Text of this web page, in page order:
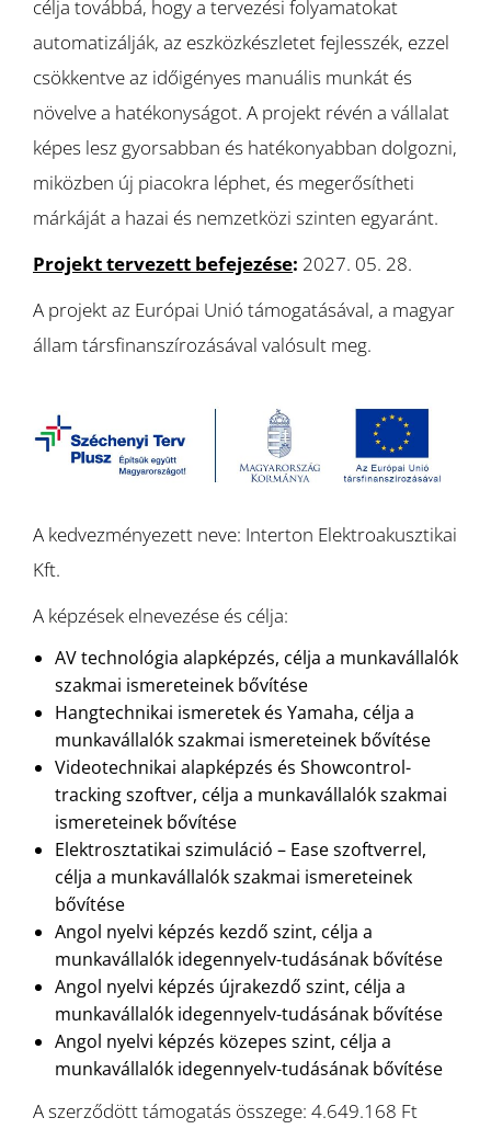
célja továbbá, hogy a tervezési folyamatokat
automatizálják, az eszközkészletet fejlesszék, ezzel
csökkentve az időigényes manuális munkát és
növelve a hatékonyságot. A projekt révén a vállalat
képes lesz gyorsabban és hatékonyabban dolgozni,
miközben új piacokra léphet, és megerősítheti
márkáját a hazai és nemzetközi szinten egyaránt.
Projekt tervezett befejezése: 2027. 05. 28.
A projekt az Európai Unió támogatásával, a magyar
állam társfinanszírozásával valósult meg.
A kedvezményezett neve: Interton Elektroakusztikai
Kft.
A képzések elnevezése és célja:
AV technológia alapképzés, célja a munkavállalók
szakmai ismereteinek bővítése
Hangtechnikai ismeretek és Yamaha, célja a
munkavállalók szakmai ismereteinek bővítése
Videotechnikai alapképzés és Showcontrol-
tracking szoftver, célja a munkavállalók szakmai
ismereteinek bővítése
Elektrosztatikai szimuláció – Ease szoftverrel,
célja a munkavállalók szakmai ismereteinek
bővítése
Angol nyelvi képzés kezdő szint, célja a
munkavállalók idegennyelv-tudásának bővítése
Angol nyelvi képzés újrakezdő szint, célja a
munkavállalók idegennyelv-tudásának bővítése
Angol nyelvi képzés közepes szint, célja a
munkavállalók idegennyelv-tudásának bővítése
A szerződött támogatás összege: 4.649.168 Ft